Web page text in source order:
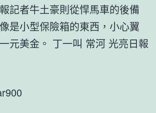
報記者牛土豪則從悍馬車的後備
是小型保險箱的東西，小心翼
元美金。 丁一叫 常河 光亮日報